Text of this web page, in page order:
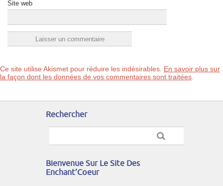
Site web
Ce site utilise Akismet pour réduire les indésirables. En savoir plus sur
la façon dont les données de vos commentaires sont traitées.
Rechercher
Bienvenue Sur Le Site Des
Enchant’Coeur